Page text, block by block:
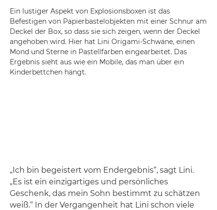
Ein lustiger Aspekt von Explosionsboxen ist das
Befestigen von Papierbastelobjekten mit einer Schnur am
Deckel der Box, so dass sie sich zeigen, wenn der Deckel
angehoben wird. Hier hat Lini Origami-Schwäne, einen
Mond und Sterne in Pastellfarben eingearbeitet. Das
Ergebnis sieht aus wie ein Mobile, das man über ein
Kinderbettchen hängt.
„Ich bin begeistert vom Endergebnis“, sagt Lini.
„Es ist ein einzigartiges und persönliches
Geschenk, das mein Sohn bestimmt zu schätzen
weiß.“ In der Vergangenheit hat Lini schon viele